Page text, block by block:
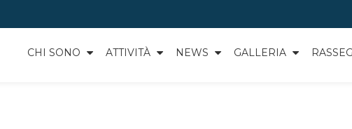
CHI SONO ATTIVITÀ NEWS GALLERIA